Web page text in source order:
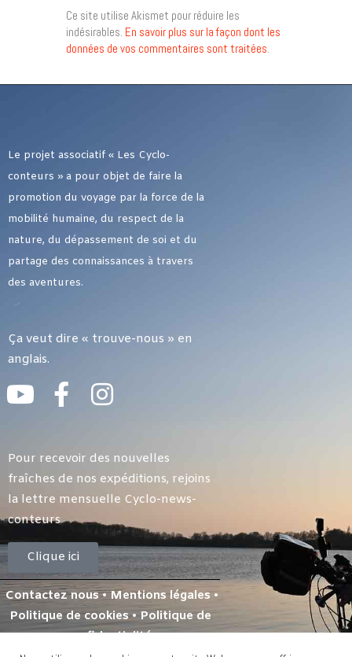
Ce site utilise Akismet pour réduire les
indésirables. En savoir plus sur la façon dont les
données de vos commentaires sont traitées.
Le projet associatif « Les Cyclo-
conteurs » a pour objet de faire la
promotion du voyage par la force de la
mobilité humaine, du respect de la
nature, du dépassement de soi et du
partage des connaissances à travers
des aventures.
Ça veut dire « trouve-nous » en
anglais.
Pour recevoir des nouvelles
fraîches de nos expéditions, rejoins
la lettre mensuelle Cyclo-news-
conteurs
Clique ici
Contactez nous•Mentions légales •
Politique de cookies• Politique de
confidentialité